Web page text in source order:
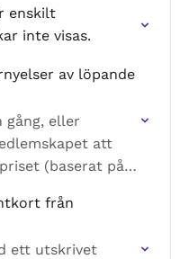
enskilt
inte visas.
av löpande
gång, eller
att
(baserat på
från
ett utskrivet